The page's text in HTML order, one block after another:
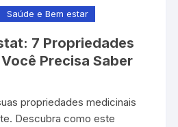
Saúde e Bem estar
7 Propriedades
Precisa Saber
propriedades medicinais
Descubra como este